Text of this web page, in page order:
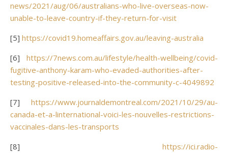
news/2021/aug/06/australians-who-live-overseas-now-
unable-to-leave-country-if-they-return-for-visit
[5] https://covid19.homeaffairs.gov.au/leaving-australia
[6] https://7news.com.au/lifestyle/health-wellbeing/covid-
fugitive-anthony-karam-who-evaded-authorities-after-
testing-positive-released-into-the-community-c-4049892
[7] https://www.journaldemontreal.com/2021/10/29/au-
canada-et-a-linternational-voici-les-nouvelles-restrictions-
vaccinales-dans-les-transports
[8] https://ici.radio-